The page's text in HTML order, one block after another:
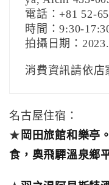
電話：+81 52-
時間：9:30-
拍攝日期：
消費資訊請依店
名古屋住宿：
★ 岡田旅館和樂亭
食，‎奧飛驒溫泉鄉